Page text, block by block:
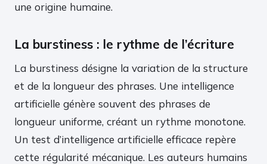
une origine humaine.
La burstiness : le rythme de l’écriture
La burstiness désigne la variation de la structure
et de la longueur des phrases. Une intelligence
artificielle génère souvent des phrases de
longueur uniforme, créant un rythme monotone.
Un test d’intelligence artificielle efficace repère
cette régularité mécanique. Les auteurs humains